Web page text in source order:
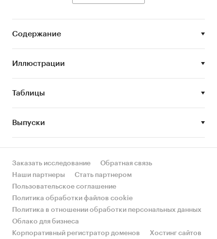
выполнен по рынку в целом, без выделения его
Описание состояния рынка мобильных игр
Оценка объема рынка мобильных игр
STEP-анализ факторов, влияющих на рынок
мобильных игр
Оценка текущих тенденций и перспектив
Анализ влияния кризисов на отрасль
Составление прогноза развития рынка до
2030 г.
Содержание
Иллюстрации
Таблицы
Выпуски
Заказать исследование
Обратная связь
Наши партнеры
Стать партнером
Пользовательское соглашение
Политика обработки файлов cookie
Политика в отношении обработки персональных данных
Облако для бизнеса
Корпоративный регистратор доменов
Хостинг сайтов